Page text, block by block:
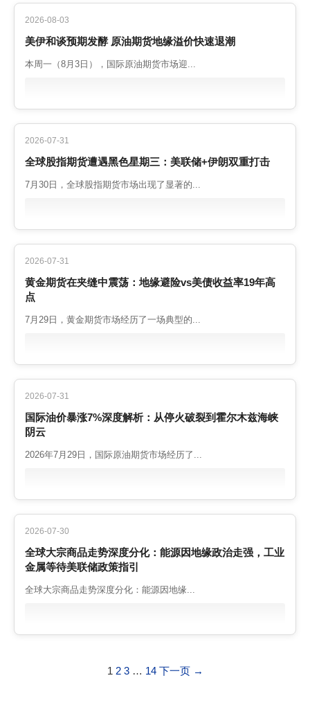
2026-08-03
美伊和谈预期发酵 原油期货地缘溢价快速退潮
本周一（8月3日），国际原油期货市场迎...
2026-07-31
全球股指期货遭遇黑色星期三：美联储+伊朗双重打击
7月30日，全球股指期货市场出现了显著的...
2026-07-31
黄金期货在夹缝中震荡：地缘避险vs美债收益率19年高
点
7月29日，黄金期货市场经历了一场典型的...
2026-07-31
国际油价暴涨7%深度解析：从停火破裂到霍尔木兹海峡
阴云
2026年7月29日，国际原油期货市场经历了...
2026-07-30
全球大宗商品走势深度分化：能源因地缘政治走强，工业
金属等待美联储政策指引
全球大宗商品走势深度分化：能源因地缘...
1 2 3 … 14 下一页 →